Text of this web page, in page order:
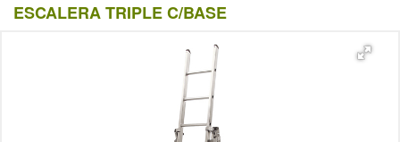
ESCALERA TRIPLE C/BASE